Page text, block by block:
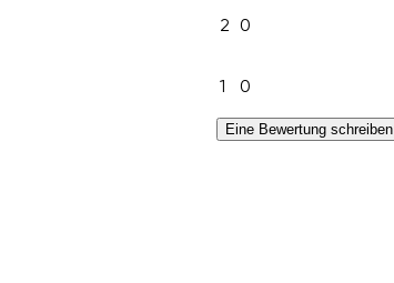
2 0
1 0
Eine Bewertung schreiben